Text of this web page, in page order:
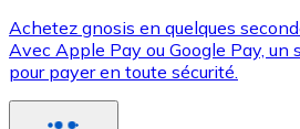
XRP
XRP
Achetez gnosis en quelques
Avec Apple Pay ou Google Pay, un
pour payer en toute sécurité.